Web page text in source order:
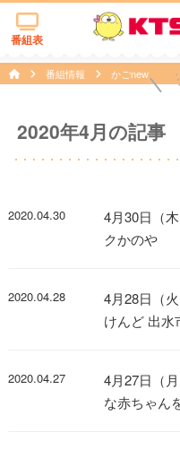
番組表
番組情報 かごnew
2020年4月の記事
2020.04.30
4月30日（
クかのや
2020.04.28
4月28日（
けんど 出水
2020.04.27
4月27日（
な赤ちゃん